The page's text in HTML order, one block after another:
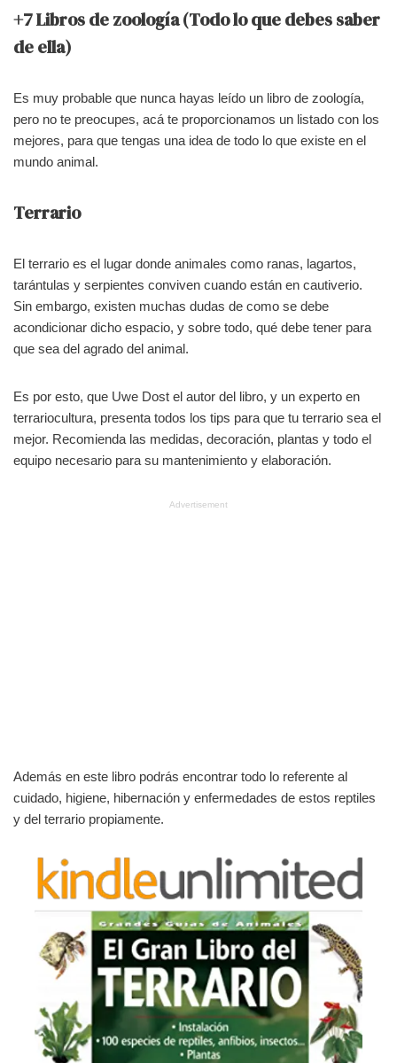
+7 Libros de zoología (Todo lo que debes saber
de ella)
Es muy probable que nunca hayas leído un libro de zoología,
pero no te preocupes, acá te proporcionamos un listado con los
mejores, para que tengas una idea de todo lo que existe en el
mundo animal.
Terrario
El terrario es el lugar donde animales como ranas, lagartos,
tarántulas y serpientes conviven cuando están en cautiverio.
Sin embargo, existen muchas dudas de como se debe
acondicionar dicho espacio, y sobre todo, qué debe tener para
que sea del agrado del animal.
Es por esto, que Uwe Dost el autor del libro, y un experto en
terrariocultura, presenta todos los tips para que tu terrario sea el
mejor. Recomienda las medidas, decoración, plantas y todo el
equipo necesario para su mantenimiento y elaboración.
Advertisement
Además en este libro podrás encontrar todo lo referente al
cuidado, higiene, hibernación y enfermedades de estos reptiles
y del terrario propiamente.